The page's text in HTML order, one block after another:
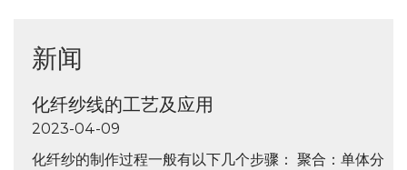
力和色彩缤纷的设计而常用于服装和时尚配饰，例如连衣
子、衬衫和围巾。它还用于窗帘、枕套和桌布等家居装饰，
增添一抹色彩和质感。
新闻
化纤纱线的工艺及应用
2023-04-09
化纤纱的制作过程一般有以下几个步骤： 聚合：单体分
化纤面料相对于天然面料有哪些优势？
2023-04-09
化纤面料与天然纤维面料相比具有以下优点： 耐磨性
热烈庆祝长兴久赢纺织有限公司网站上线
2023-02-27
热烈庆祝长兴久赢纺织有限公司网站上线!